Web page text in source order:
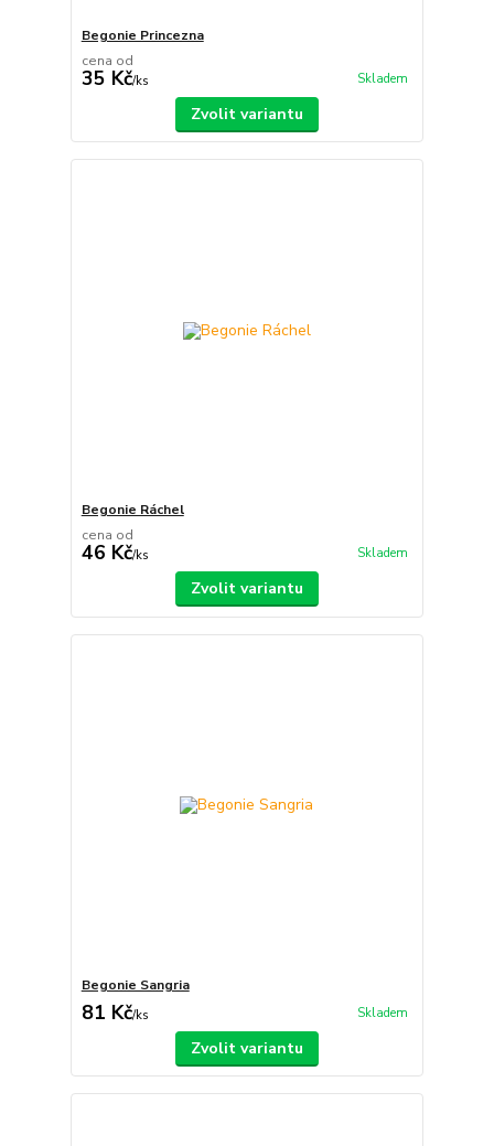
Begonie Princezna
cena od
35 Kč/ks Skladem
Zvolit variantu
Begonie Ráchel
cena od
46 Kč/ks Skladem
Zvolit variantu
Begonie Sangria
81 Kč/ks Skladem
Zvolit variantu